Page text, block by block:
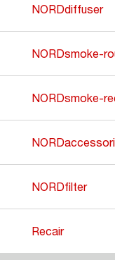
NORDdiffuser
NORDsmoke-
NORDsmoke-
NORDfilter
Recair